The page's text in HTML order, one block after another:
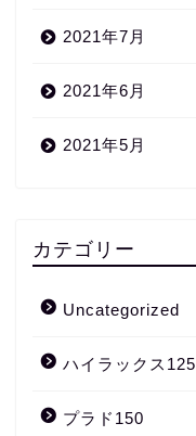
2021年7月
2021年6月
2021年5月
カテゴリー
Uncategorized
ハイラックス125
プラド150